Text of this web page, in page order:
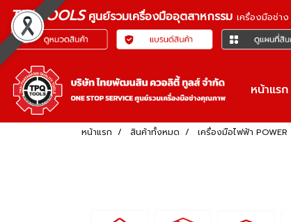
TPQTOOLSศูนย์รวมเครื่องมืออุตสาหกรรม เครื่องมือช่า
หน้าแรก
หน้าแรก สินค้าทั้งหมด เครื่องมือไฟฟ้า POWER